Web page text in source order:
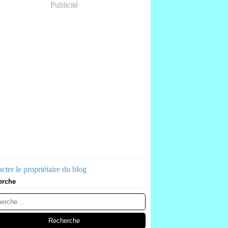
Publicité
le propriétaire du blog